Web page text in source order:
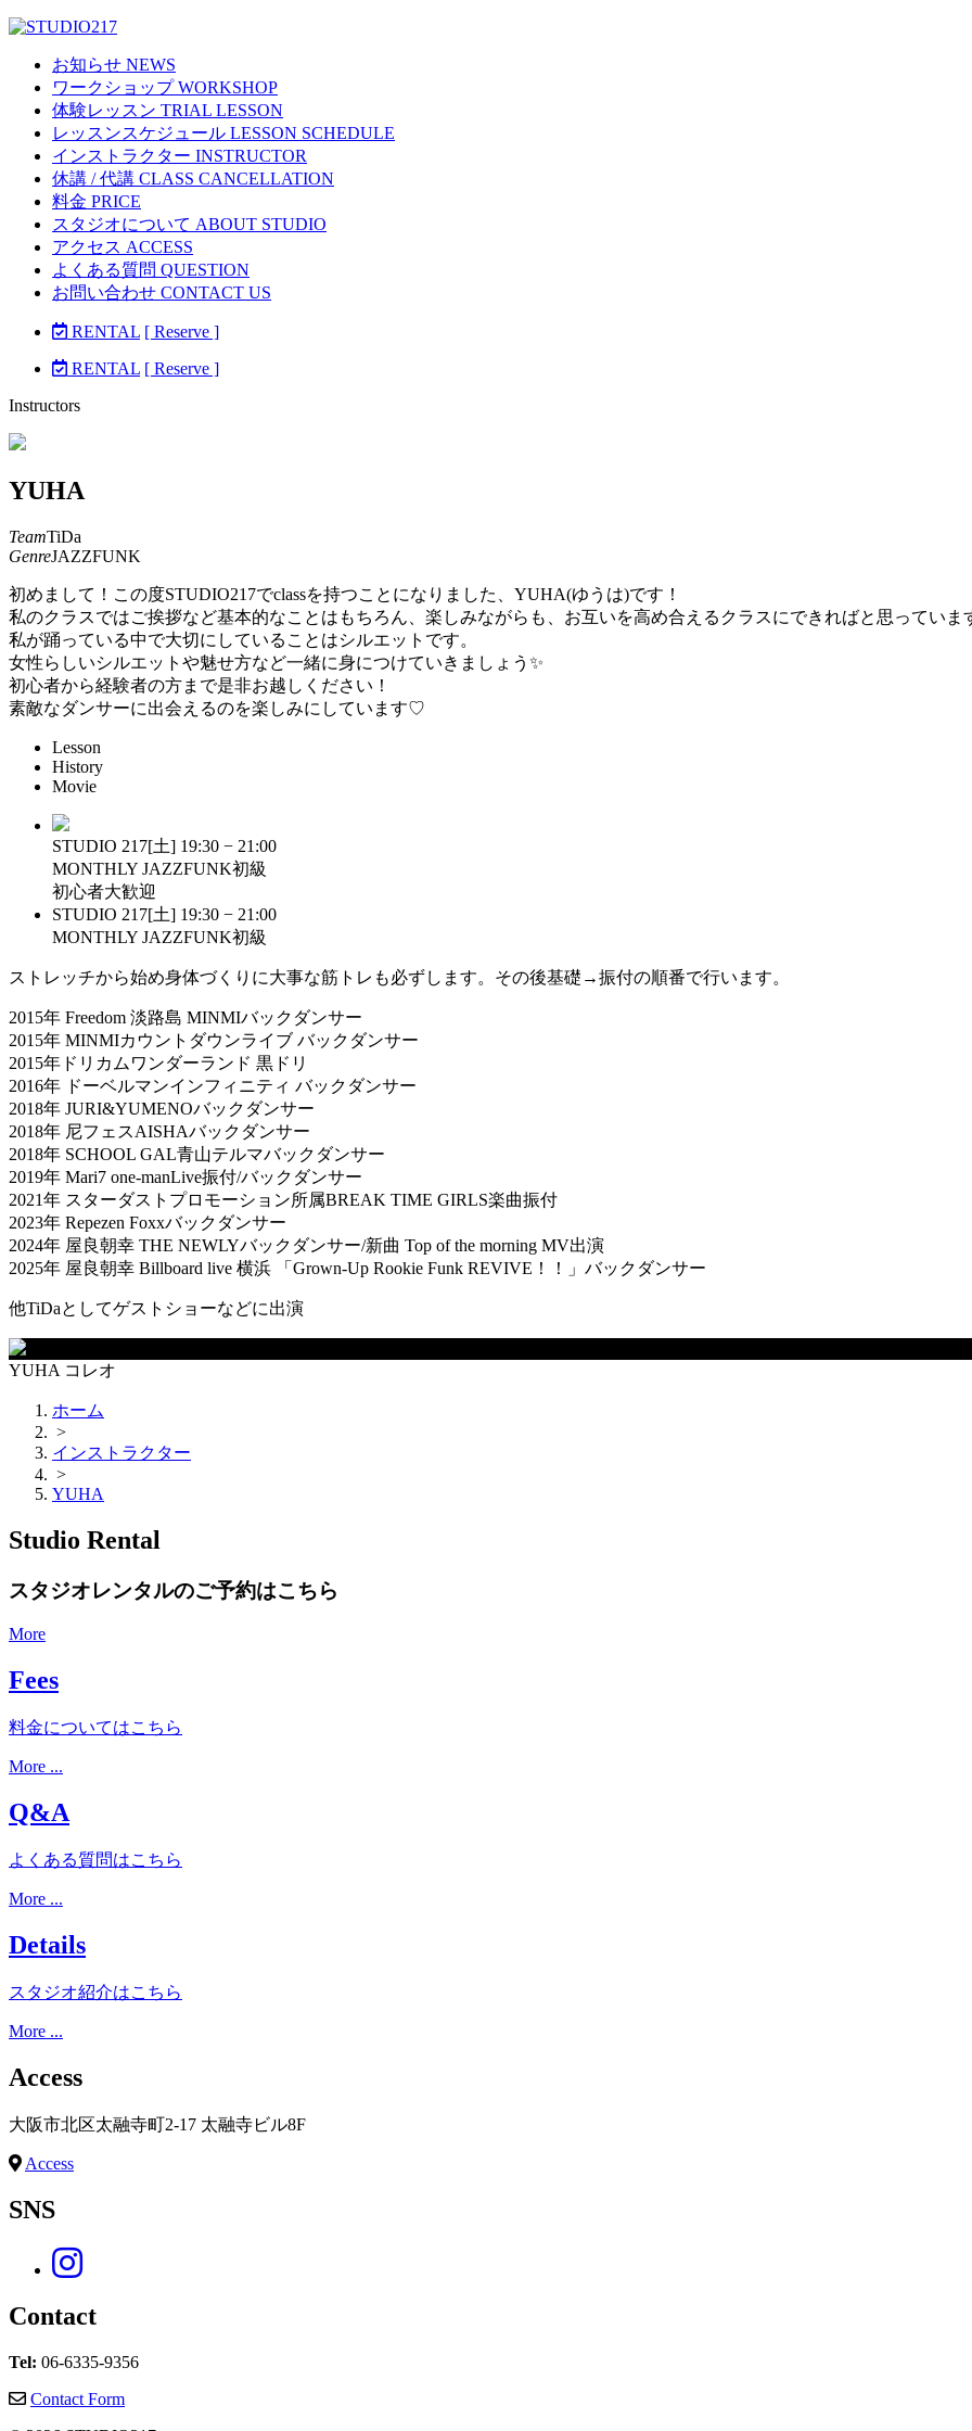
お知らせ NEWS
ワークショップ WORKSHOP
体験レッスン TRIAL LESSON
レッスンスケジュール LESSON SCHEDULE
インストラクター INSTRUCTOR
休講 / 代講 CLASS CANCELLATION
料金 PRICE
スタジオについて ABOUT STUDIO
アクセス ACCESS
よくある質問 QUESTION
お問い合わせ CONTACT US
RENTAL [ Reserve ]
RENTAL [ Reserve ]
Instructors
YUHA
TeamTiDa
GenreJAZZFUNK
初めまして！この度STUDIO217でclassを持つことになりました、YUHA(ゆうは)です！
私のクラスではご挨拶など基本的なことはもちろん、楽しみながらも、お互いを高め合えるクラスにできればと思っていま
私が踊っている中で大切にしていることはシルエットです。
女性らしいシルエットや魅せ方など一緒に身につけていきましょう✨
初心者から経験者の方まで是非お越しください！
素敵なダンサーに出会えるのを楽しみにしています♡
Lesson
History
Movie
STUDIO 217[土] 19:30 − 21:00
MONTHLY JAZZFUNK初級
初心者大歓迎
STUDIO 217[土] 19:30 − 21:00
MONTHLY JAZZFUNK初級
ストレッチから始め身体づくりに大事な筋トレも必ずします。その後基礎→振付の順番で行います。
2015年 Freedom 淡路島 MINMIバックダンサー
2015年 MINMIカウントダウンライブ バックダンサー
2015年ドリカムワンダーランド 黒ドリ
2016年 ドーベルマンインフィニティ バックダンサー
2018年 JURI&YUMENOバックダンサー
2018年 尼フェスAISHAバックダンサー
2018年 SCHOOL GAL青山テルマバックダンサー
2019年 Mari7 one-manLive振付/バックダンサー
2021年 スターダストプロモーション所属BREAK TIME GIRLS楽曲振付
2023年 Repezen Foxxバックダンサー
2024年 屋良朝幸 THE NEWLYバックダンサー/新曲 Top of the morning MV出演
2025年 屋良朝幸 Billboard live 横浜 「Grown-Up Rookie Funk REVIVE！！」バックダンサー
他TiDaとしてゲストショーなどに出演
YUHA コレオ
ホーム
>
インストラクター
>
YUHA
Studio Rental
スタジオレンタルのご予約はこちら
More
Fees
料金についてはこちら
More ...
Q&A
よくある質問はこちら
More ...
Details
スタジオ紹介はこちら
More ...
Access
大阪市北区太融寺町2-17 太融寺ビル8F
Access
SNS
Contact
Tel: 06-6335-9356
Contact Form